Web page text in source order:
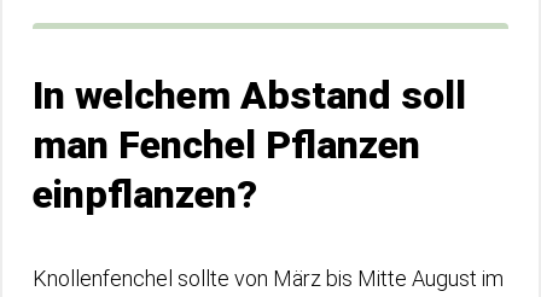
In welchem Abstand soll
man Fenchel Pflanzen
einpflanzen?
Knollenfenchel sollte von März bis Mitte August im